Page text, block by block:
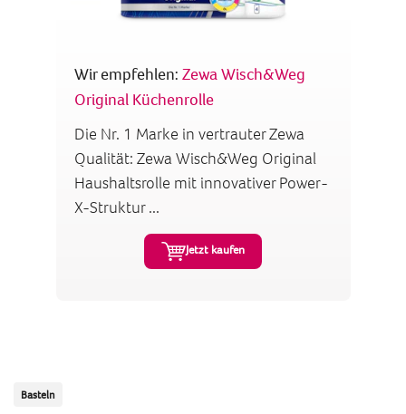
Wir empfehlen: Zewa Wisch&Weg
Original Küchenrolle
Die Nr. 1 Marke in vertrauter Zewa
Qualität: Zewa Wisch&Weg Original
Haushaltsrolle mit innovativer Power-
X-Struktur ...
Jetzt kaufen
Basteln